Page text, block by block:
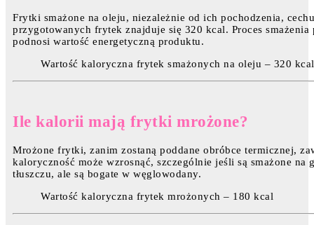
Frytki smażone na oleju, niezależnie od ich pochodzenia,
przygotowanych frytek znajduje się 320 kcal. Proces
podnosi wartość energetyczną produktu.
Wartość kaloryczna frytek smażonych na oleju – 320 kcal
Ile kalorii mają frytki mrożone?
Mrożone frytki, zanim zostaną poddane obróbce termicznej,
kaloryczność może wzrosnąć, szczególnie jeśli są smażone
tłuszczu, ale są bogate w węglowodany.
Wartość kaloryczna frytek mrożonych – 180 kcal